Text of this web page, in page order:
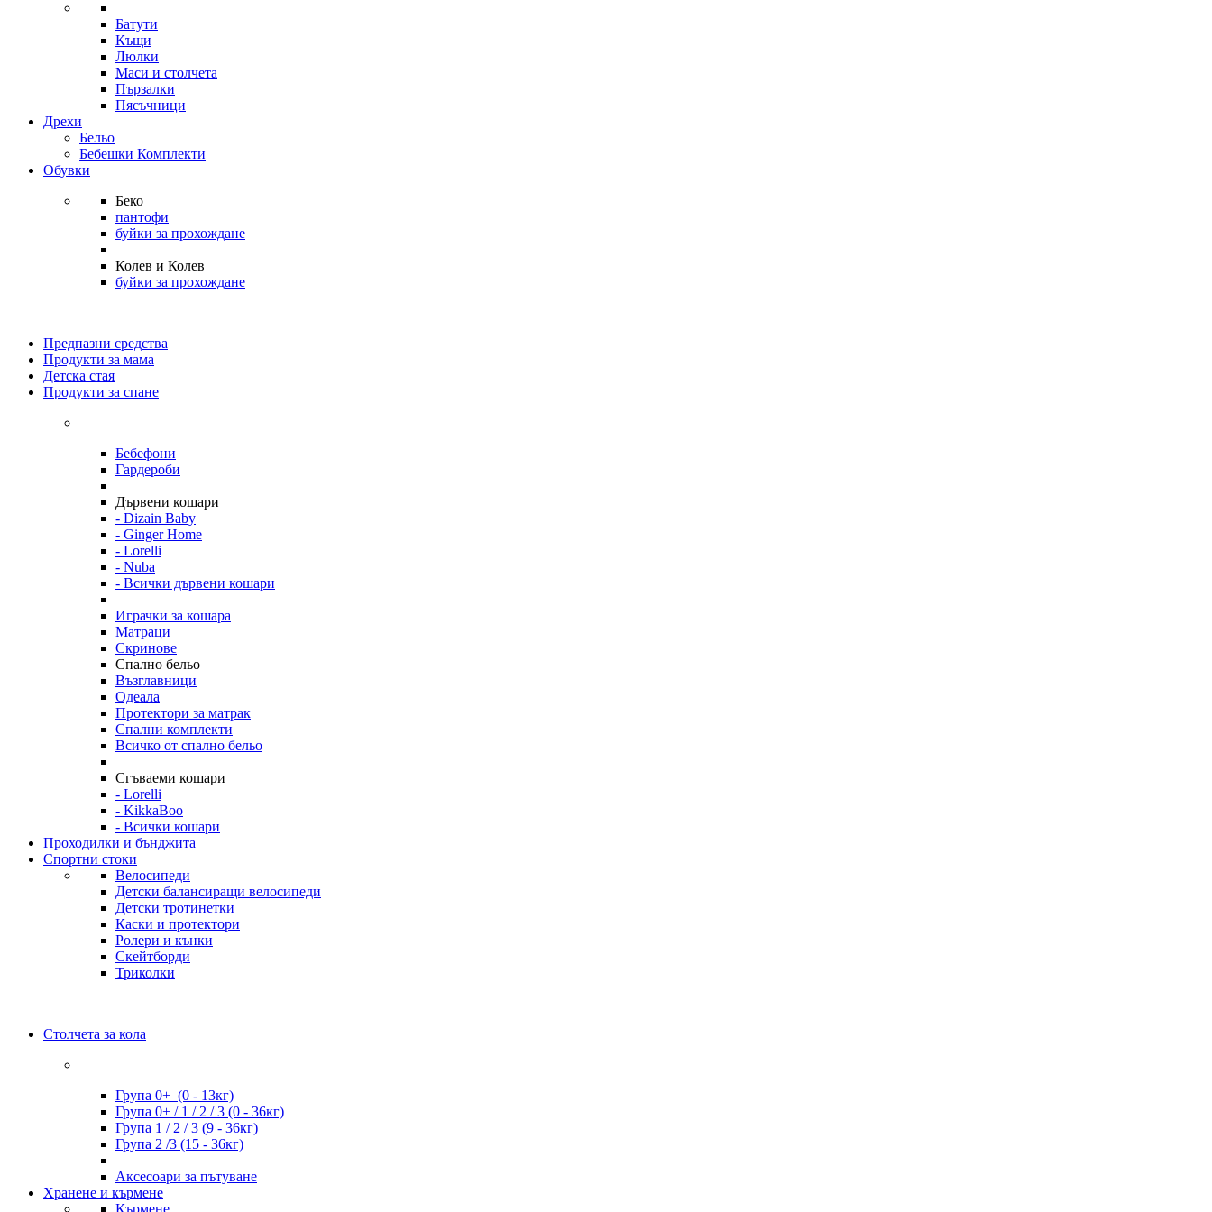
Батути
Къщи
Люлки
Маси и столчета
Пързалки
Пясъчници
Дрехи
Бельо
Бебешки Комплекти
Обувки
Беко
пантофи
буйки за прохождане
Колев и Колев
буйки за прохождане
Предпазни средства
Продукти за мама
Детска стая
Продукти за спане
Бебефони
Гардероби
Дървени кошари
- Dizain Baby
- Ginger Home
- Lorelli
- Nuba
- Всички дървени кошари
Играчки за кошара
Матраци
Скринове
Спално бельо
Възглавници
Одеала
Протектори за матрак
Спални комплекти
Всичко от спално бельо
Сгъваеми кошари
- Lorelli
- KikkaBoo
- Всички кошари
Проходилки и бънджита
Спортни стоки
Велосипеди
Детски балансиращи велосипеди
Детски тротинетки
Каски и протектори
Ролери и кънки
Скейтборди
Триколки
Столчета за кола
Група 0+ (0 - 13кг)
Група 0+ / 1 / 2 / 3 (0 - 36кг)
Група 1 / 2 / 3 (9 - 36кг)
Група 2 /3 (15 - 36кг)
Аксесоари за пътуване
Хранене и кърмене
Кърмене